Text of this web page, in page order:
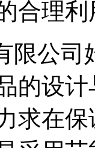
合理
限公
的设
求在